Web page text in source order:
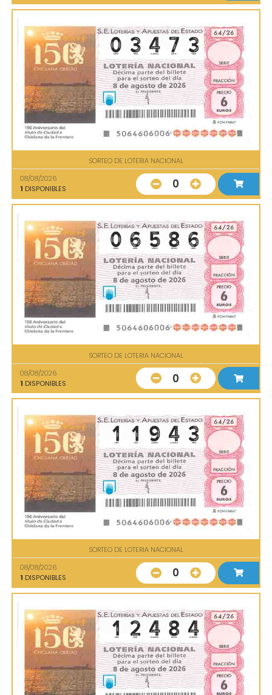
SORTEO DE LOTERIA NACIONAL
08/08/2026
1 DISPONIBLES 0
SORTEO DE LOTERIA NACIONAL
08/08/2026
1 DISPONIBLES 0
SORTEO DE LOTERIA NACIONAL
08/08/2026
1 DISPONIBLES 0